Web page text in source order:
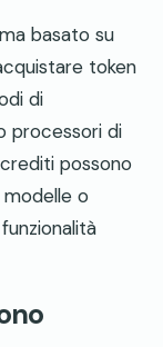
basato su
token
di
processori di
possono
o